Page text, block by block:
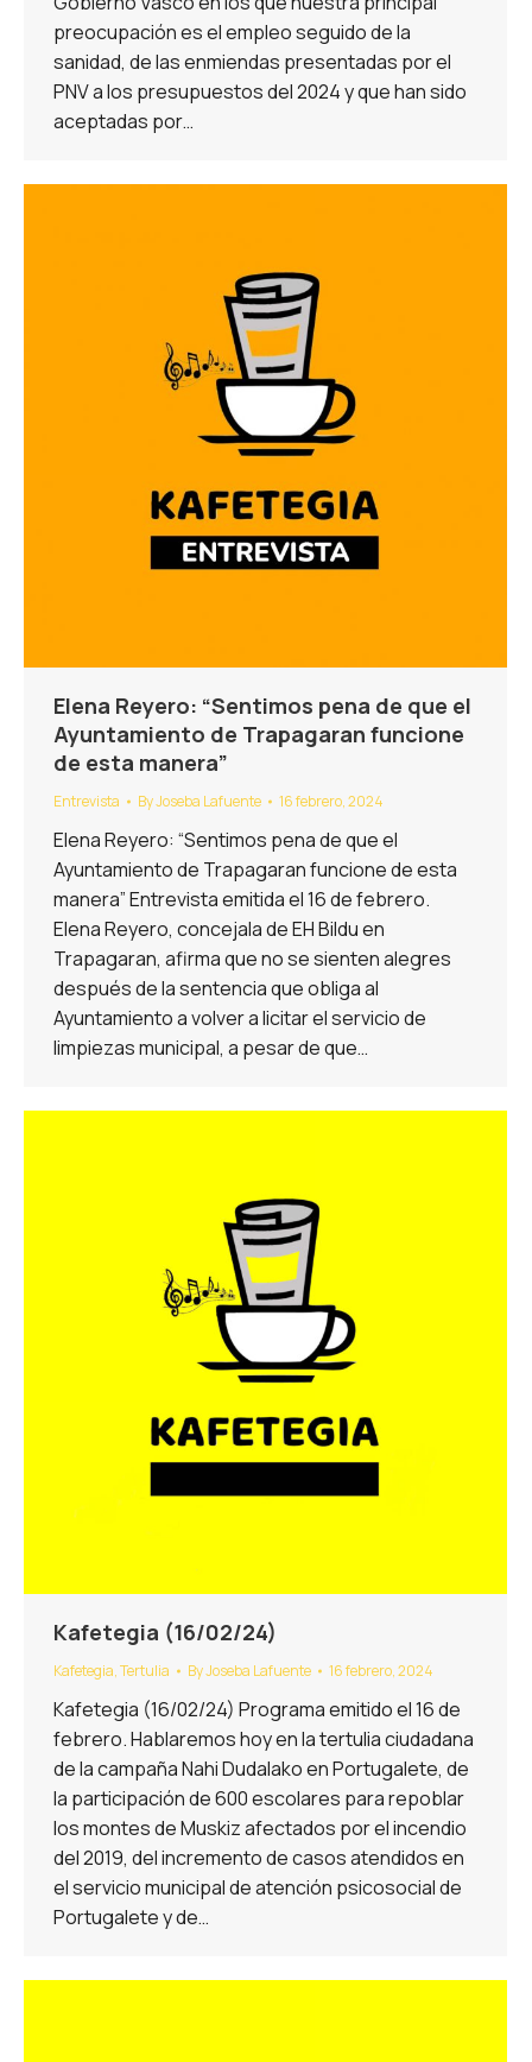
preocupación es el empleo seguido de la
sanidad, de las enmiendas presentadas por el
PNV a los presupuestos del 2024 y que han sido
aceptadas por…
Elena Reyero: “Sentimos pena de que el
Ayuntamiento de Trapagaran funcione
de esta manera”
Entrevista ByJoseba Lafuente 16 febrero, 2024
Elena Reyero: “Sentimos pena de que el
Ayuntamiento de Trapagaran funcione de esta
manera” Entrevista emitida el 16 de febrero.
Elena Reyero, concejala de EH Bildu en
Trapagaran, afirma que no se sienten alegres
después de la sentencia que obliga al
Ayuntamiento a volver a licitar el servicio de
limpiezas municipal, a pesar de que…
Kafetegia (16/02/24)
Kafetegia,Tertulia ByJoseba Lafuente 16 febrero, 2024
Kafetegia (16/02/24) Programa emitido el 16 de
febrero. Hablaremos hoy en la tertulia ciudadana
de la campaña Nahi Dudalako en Portugalete, de
la participación de 600 escolares para repoblar
los montes de Muskiz afectados por el incendio
del 2019, del incremento de casos atendidos en
el servicio municipal de atención psicosocial de
Portugalete y de…